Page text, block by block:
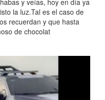
y veías, hoy en día ya
la luz.Tal es el caso de
recuerdan y que hasta
de chocolat